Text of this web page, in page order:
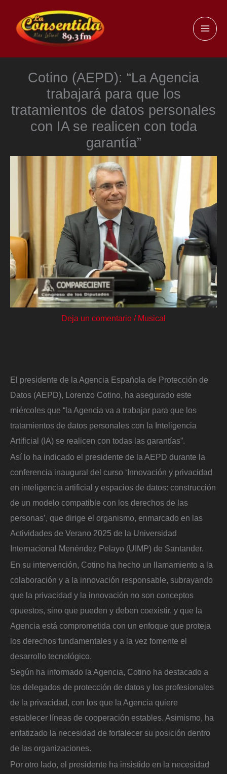
contenido
Cotino (AEPD): “La Agencia
trabajará para que los
tratamientos de datos personales
con IA se realicen con toda
garantía”
Deja un comentario / Musical
El presidente de la Agencia Española de Protección de
Datos (AEPD), Lorenzo Cotino, ha asegurado este
miércoles que “la Agencia va a trabajar para que los
tratamientos de datos personales con la Inteligencia
Artificial (IA) se realicen con todas las garantías”.
Así lo ha indicado el presidente de la AEPD durante la
conferencia inaugural del curso ‘Innovación y privacidad
en inteligencia artificial y espacios de datos: construcción
de un modelo compatible con los derechos de las
personas’, que dirige el organismo, enmarcado en las
Actividades de Verano 2025 de la Universidad
Internacional Menéndez Pelayo (UIMP) de Santander.
En su intervención, Cotino ha hecho un llamamiento a la
colaboración y a la innovación responsable, subrayando
que la privacidad y la innovación no son conceptos
opuestos, sino que pueden y deben coexistir, y que la
Agencia está comprometida con un enfoque que proteja
los derechos fundamentales y a la vez fomente el
desarrollo tecnológico.
Según ha informado la Agencia, Cotino ha destacado a
los delegados de protección de datos y los profesionales
de la privacidad, con los que la Agencia quiere
establecer líneas de cooperación estables. Asimismo, ha
enfatizado la necesidad de fortalecer su posición dentro
de las organizaciones.
Por otro lado, el presidente ha insistido en la necesidad